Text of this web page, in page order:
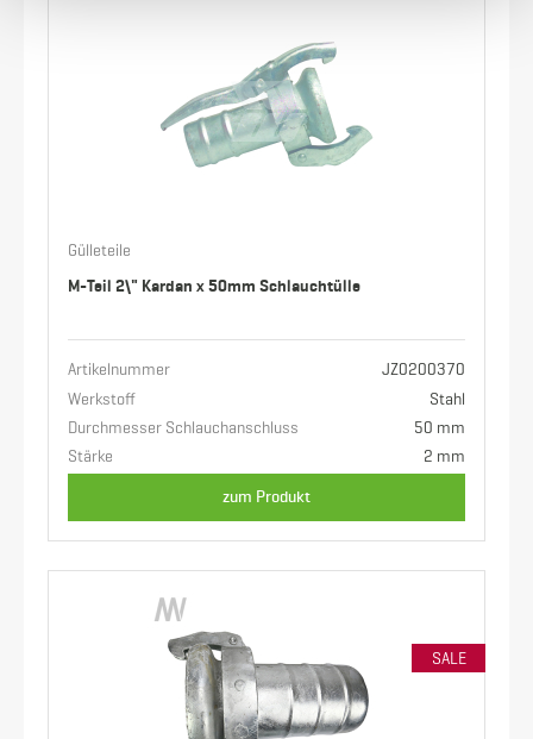
Gülleteile
M-Teil 2\" Kardan x 50mm Schlauchtülle
Artikelnummer
JZ0200370
Werkstoff
Stahl
Durchmesser Schlauchanschluss
50 mm
Stärke
2 mm
zum Produkt
SALE